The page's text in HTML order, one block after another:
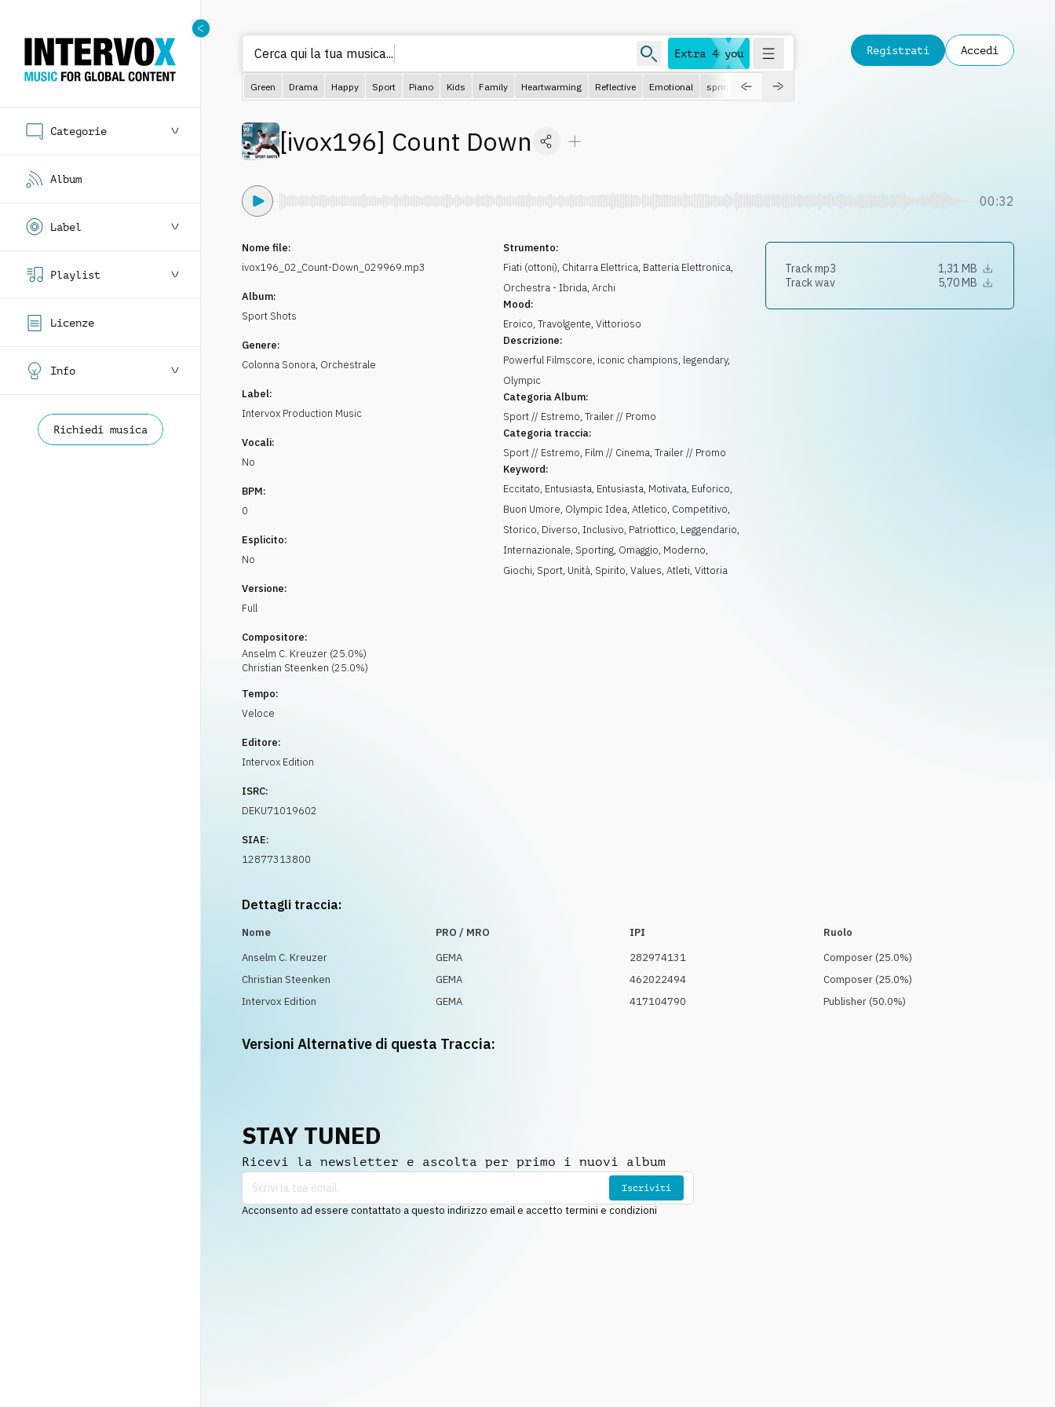
Categorie
Album
Label
Playlist
Licenze
Info
Richiedi musica
Extra 4 you
Cerca qui la tua musica...
Green Drama Happy Sport Piano Kids Family Heartwarming Reflective Emotional spring
Registrati Accedi
[ivox196] Count Down
00:32
Nome file:
ivox196_02_Count-Down_029969.mp3
Album:
Sport Shots
Genere:
Colonna Sonora, Orchestrale
Label:
Intervox Production Music
Vocali:
No
BPM:
0
Esplicito:
No
Versione:
Full
Compositore:
Anselm C. Kreuzer (25.0%)
Christian Steenken (25.0%)
Tempo:
Veloce
Editore:
Intervox Edition
ISRC:
DEKU71019602
SIAE:
12877313800
Strumento:
Fiati (ottoni), Chitarra Elettrica, Batteria Elettronica,
Orchestra - Ibrida,Archi
Mood:
Eroico,Travolgente,Vittorioso
Descrizione:
Powerful Filmscore, iconic champions, legendary,
Olympic
Categoria Album:
Sport // Estremo, Trailer // Promo
Categoria traccia:
Sport // Estremo, Film // Cinema, Trailer // Promo
Keyword:
Eccitato, Entusiasta, Entusiasta, Motivata, Euforico,
Buon Umore, Olympic Idea,Atletico, Competitivo,
Storico, Diverso,Inclusivo, Patriottico, Leggendario,
Internazionale, Sporting, Omaggio, Moderno,
Giochi, Sport, Unità, Spirito,Values,Atleti,Vittoria
Track mp3
1,31 MB
Track wav
5,70 MB
Dettagli traccia:
Nome PRO / MRO IPI
Ruolo
Anselm C. Kreuzer
GEMA 282974131 Composer(25.0%)
Christian Steenken
GEMA 462022494 Composer(25.0%)
Intervox Edition
GEMA 417104790 Publisher(50.0%)
Versioni Alternative di questa Traccia:
STAY TUNED
Ricevi la newsletter e ascolta per primo i nuovi album
Iscriviti
Acconsento ad essere contattato a questo indirizzo email e accetto termini e condizioni